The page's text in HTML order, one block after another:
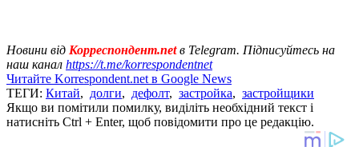
Новини від Корреспондент.netв Telegram. Підписуйтесь на
наш канал https://t.me/korrespondentnet
Читайте Korrespondent.net в Google News
ТЕГИ: Китай, долги, дефолт, застройка, застройщики
Якщо ви помітили помилку, виділіть необхідний текст і
натисніть Ctrl + Enter, щоб повідомити про це редакцію.